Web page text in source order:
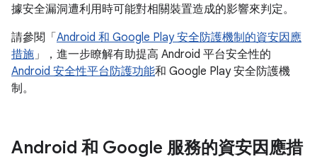
據安全漏洞遭利用時可能對相關裝置造成的影響來判定。
請參閱「 Android 和 Google Play 安全防護機制的資安因應
措施」，進一步瞭解有助提高 Android 平台安全性的
Android 安全性平台防護功能和 Google Play 安全防護機
制。
Android 和 Google 服務的資安因應措